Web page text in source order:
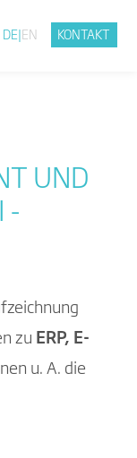
DE EN KONTAKT
UND
-
zu ERP, E-
u. A. die